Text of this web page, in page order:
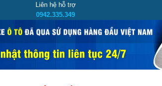
Liên hệ hỗ trợ
0942.335.349